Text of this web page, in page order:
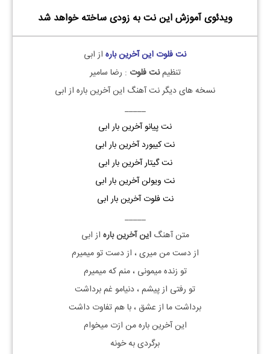
ویدئوی آموزش این نت به زودی ساخته خواهد شد
نتفلوت این آخرین باره از ابی
تنظیمنت فلوت : رضا سامیر
نسخه های دیگر نت آهنگ این آخرین باره از ابی
_____
نت پیانو آخرین بار ابی
نت کیبورد آخرین بار ابی
نت گیتار آخرین بار ابی
نت ویولن آخرین بار ابی
نت فلوت آخرین بار ابی
_____
متن آهنگ این آخرین باره از ابی
از دست من میری ، از دست تو میمیرم
تو زنده میمونی ، منم که میمیرم
تو رفتی از پیشم ، دنیامو غم برداشت
برداشت ما از عشق ، با هم تفاوت داشت
این آخرین باره من ازت میخوام
برگردی به خونه